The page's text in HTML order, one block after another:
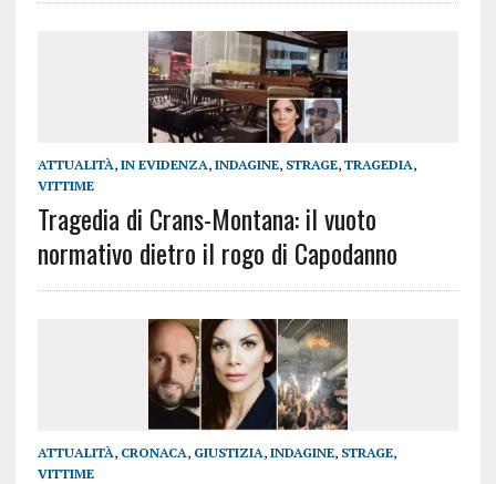
ATTUALITÀ, IN EVIDENZA, INDAGINE, STRAGE, TRAGEDIA,
VITTIME
Tragedia di Crans-Montana: il vuoto
normativo dietro il rogo di Capodanno
ATTUALITÀ, CRONACA, GIUSTIZIA, INDAGINE, STRAGE,
VITTIME